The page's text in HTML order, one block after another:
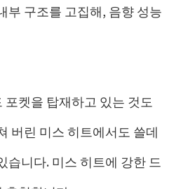
부 구조를 고집해, 음향 성능
켓을 탑재하고 있는 것도
버린 미스 히트에서도 쓸데
습니다. 미스 히트에 강한 드